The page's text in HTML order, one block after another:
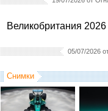
Великобритания
05/07/2026
Снимки